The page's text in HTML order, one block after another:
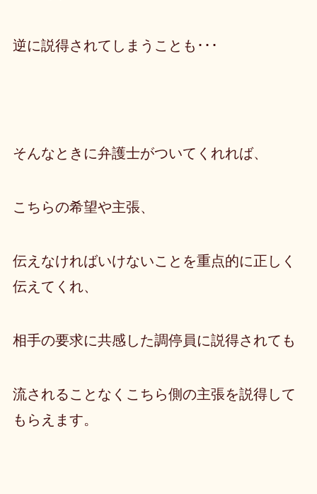
逆に説得されてしまうことも･･･
そんなときに弁護士がついてくれれば、
こちらの希望や主張、
伝えなければいけないことを重点的に正しく
伝えてくれ、
相手の要求に共感した調停員に説得されても
流されることなくこちら側の主張を説得して
もらえます。